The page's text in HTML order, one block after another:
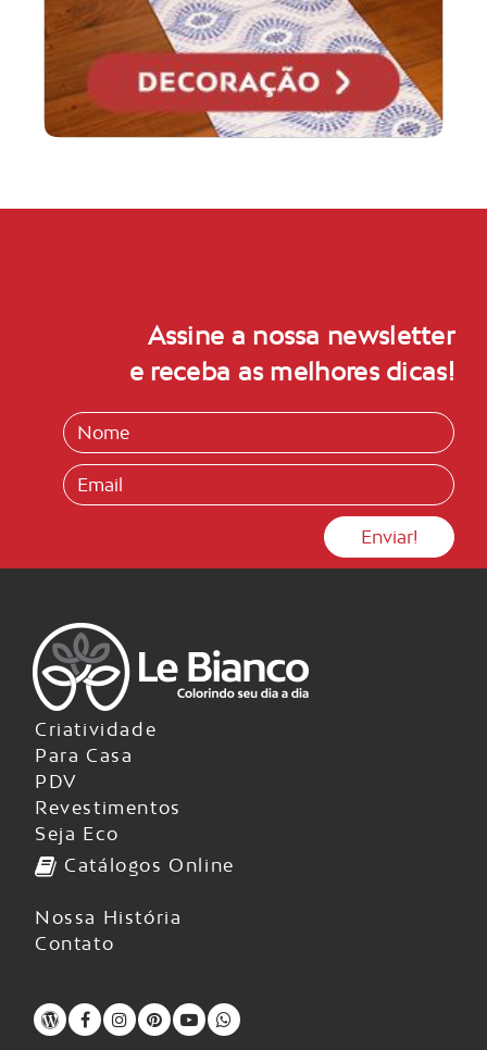
Assine a nossa newsletter
e receba as melhores dicas!
Criatividade
Para Casa
PDV
Revestimentos
Seja Eco
Catálogos Online
Nossa História
Contato